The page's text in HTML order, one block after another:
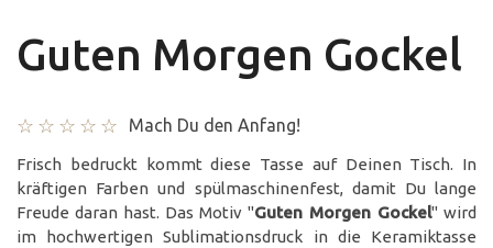
Guten Morgen Gockel
Mach Du den Anfang!
Frisch bedruckt kommt diese Tasse auf Deinen Tisch. In
kräftigen Farben und spülmaschinenfest, damit Du lange
Freude daran hast. Das Motiv "Guten Morgen Gockel" wird
im hochwertigen Sublimationsdruck in die Keramiktasse